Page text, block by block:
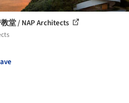
堂 / NAP Architects